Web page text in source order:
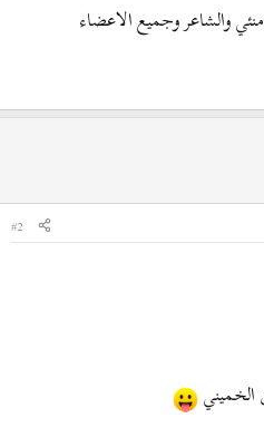
والشاعر وجميع الاعضاء
#2
الخميني